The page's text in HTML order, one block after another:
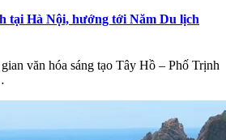
tại Hà Nội, hướng tới Năm Du lịch
văn hóa sáng tạo Tây Hồ – Phố Trịnh